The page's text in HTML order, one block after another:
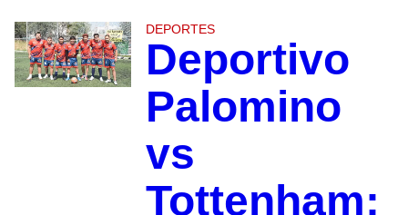
DEPORTES
Deportivo
Palomino
vs
Tottenham: